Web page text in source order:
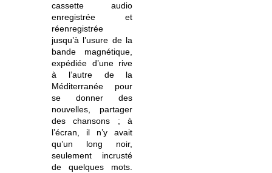
cassette audio
enregistrée et
réenregistrée
jusqu’à l’usure de la
bande magnétique,
expédiée d’une rive
à l’autre de la
Méditerranée pour
se donner des
nouvelles, partager
des chansons ; à
l’écran, il n’y avait
qu’un long noir,
seulement incrusté
de quelques mots.